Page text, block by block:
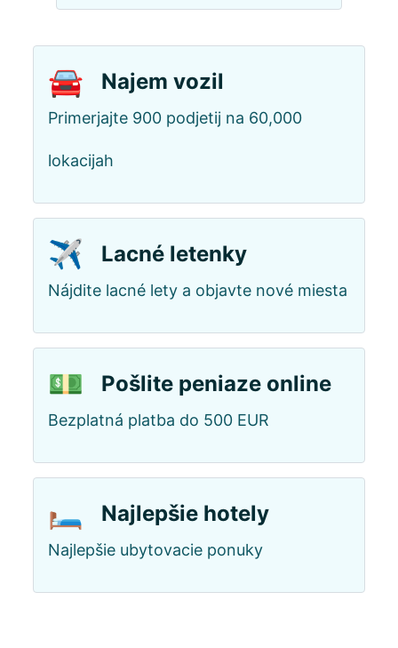
🚘 Najem vozil
Primerjajte 900 podjetij na 60,000
lokacijah
✈️ Lacné letenky
Nájdite lacné lety a objavte nové miesta
💵 Pošlite peniaze online
Bezplatná platba do 500 EUR
🛏️ Najlepšie hotely
Najlepšie ubytovacie ponuky